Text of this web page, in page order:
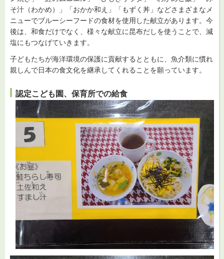
そ汁（わかめ）」「おかか和え」「もずく丼」などさまざまなメ
ニューでブルーシーフードの食材を使用した献立があります。今
後は、和食だけでなく、様々な献立に昆布だしを使うことで、減
塩にもつなげていきます。
子どもたちが海洋環境の保護に貢献するとともに、魚介類に慣れ
親しんで日本の食文化を継承してくれることを願っています。
認定こども園、保育所での給食